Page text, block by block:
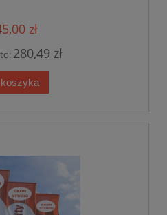
zł
280,49 zł